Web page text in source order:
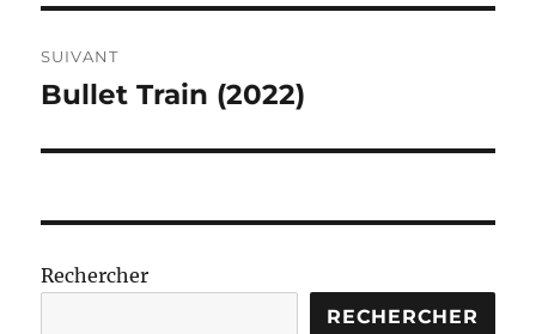
SUIVANT
Publication
Bullet Train (2022)
Rechercher
RECHERCHER